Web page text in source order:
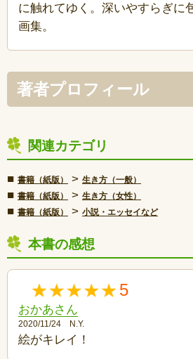
に触れてゆく。深いやすらぎに
画集。
著者プロフィール
関連カテゴリ
■ 書籍（紙版） > 生き方（一般）
■ 書籍（紙版） > 生き方（女性）
■ 書籍（紙版） > 小説・エッセイなど
本書の感想
5
おかあさん
2020/11/24 N.Y.
絵がキレイ！